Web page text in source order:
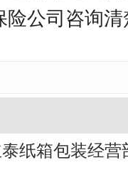
公司咨询
纸箱包装经